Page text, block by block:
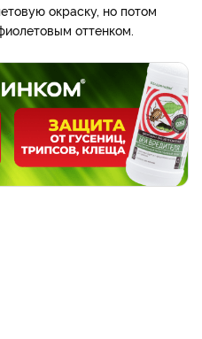
окраску, но потом
оттенком.